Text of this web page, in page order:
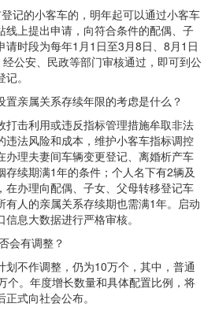
记的小客车的，明年起可以通过小客车
线上提出申请，向符合条件的配偶、子
请时段为每年1月1日至3月8日、8月1日
公安、民政等部门审核通过，即可到公
。
置亲属关系存续年限的考虑是什么？
打击利用或违反指标管理措施牟取非法
违法风险和成本，维护小客车指标调控
办理夫妻间车辆变更登记、离婚析产车
存续期满1年的条件；个人名下有2辆及
在办理向配偶、子女、父母转移登记车
有人的亲属关系存续期也需满1年。启动
息大数据进行严格审核。
会有调整？
划不作调整，仍为10万个，其中，普通
个。年度增长数量和具体配置比例，将
式向社会公布。